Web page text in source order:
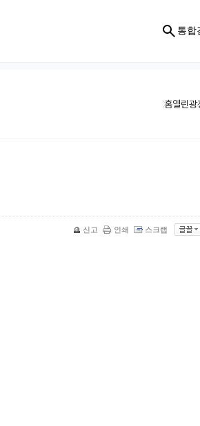
통합
홈열린광
신고 인쇄 스크랩